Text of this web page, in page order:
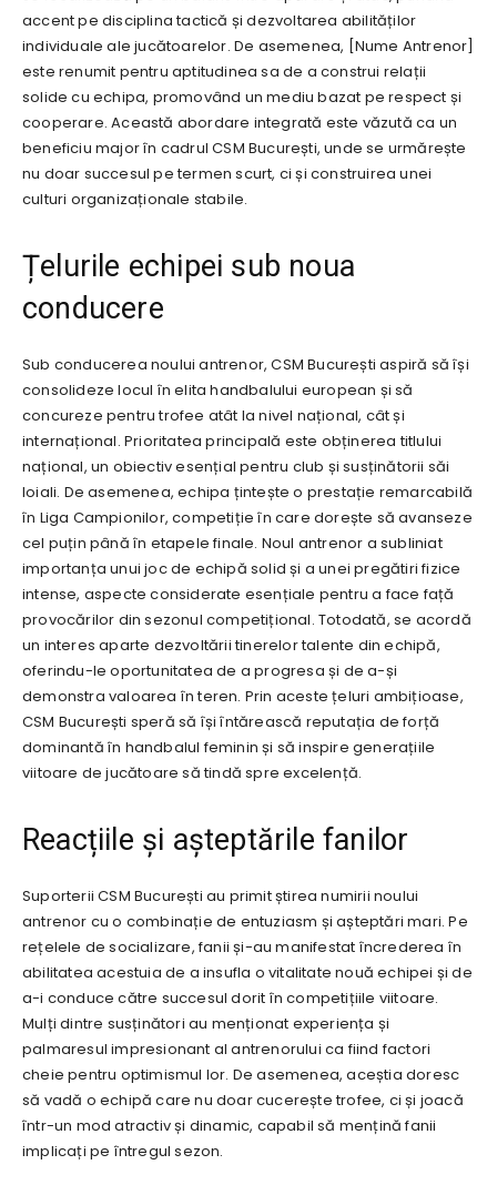
accent pe disciplina tactică și dezvoltarea abilităților
individuale ale jucătoarelor. De asemenea, [Nume Antrenor]
este renumit pentru aptitudinea sa de a construi relații
solide cu echipa, promovând un mediu bazat pe respect și
cooperare. Această abordare integrată este văzută ca un
beneficiu major în cadrul CSM București, unde se urmărește
nu doar succesul pe termen scurt, ci și construirea unei
culturi organizaționale stabile.
Țelurile echipei sub noua
conducere
Sub conducerea noului antrenor, CSM București aspiră să își
consolideze locul în elita handbalului european și să
concureze pentru trofee atât la nivel național, cât și
internațional. Prioritatea principală este obținerea titlului
național, un obiectiv esențial pentru club și susținătorii săi
loiali. De asemenea, echipa țintește o prestație remarcabilă
în Liga Campionilor, competiție în care dorește să avanseze
cel puțin până în etapele finale. Noul antrenor a subliniat
importanța unui joc de echipă solid și a unei pregătiri fizice
intense, aspecte considerate esențiale pentru a face față
provocărilor din sezonul competițional. Totodată, se acordă
un interes aparte dezvoltării tinerelor talente din echipă,
oferindu-le oportunitatea de a progresa și de a-și
demonstra valoarea în teren. Prin aceste țeluri ambițioase,
CSM București speră să își întărească reputația de forță
dominantă în handbalul feminin și să inspire generațiile
viitoare de jucătoare să tindă spre excelență.
Reacțiile și așteptările fanilor
Suporterii CSM București au primit știrea numirii noului
antrenor cu o combinație de entuziasm și așteptări mari. Pe
rețelele de socializare, fanii și-au manifestat încrederea în
abilitatea acestuia de a insufla o vitalitate nouă echipei și de
a-i conduce către succesul dorit în competițiile viitoare.
Mulți dintre susținători au menționat experiența și
palmaresul impresionant al antrenorului ca fiind factori
cheie pentru optimismul lor. De asemenea, aceștia doresc
să vadă o echipă care nu doar cucerește trofee, ci și joacă
într-un mod atractiv și dinamic, capabil să mențină fanii
implicați pe întregul sezon.